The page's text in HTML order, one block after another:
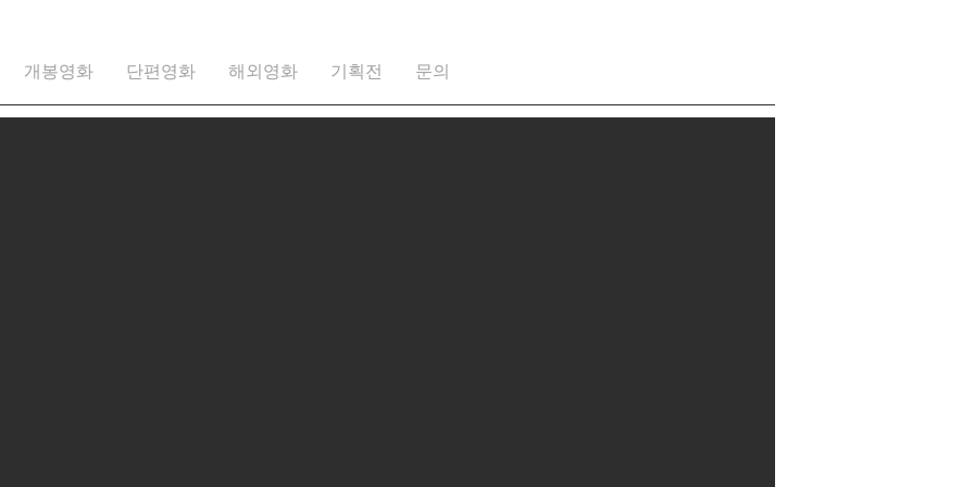
개봉영화 단편영화 해외영화 기획전 문의